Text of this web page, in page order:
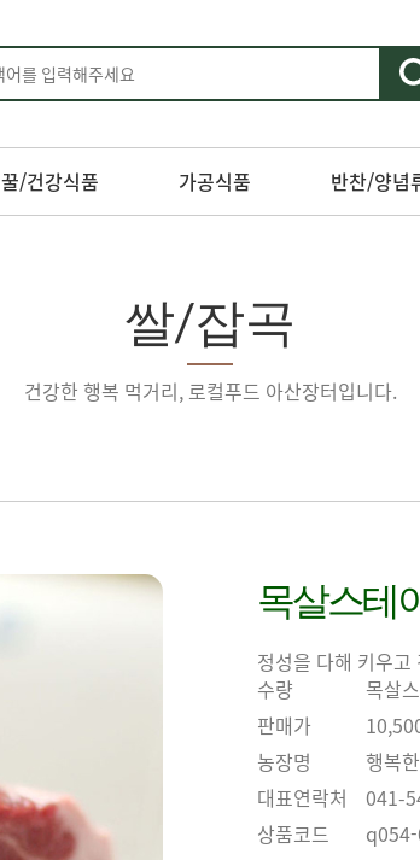
꿀/건강식품 가공식품 반찬/양념
쌀/잡곡
건강한 행복 먹거리, 로컬푸드 아산장터입니다.
목살스테
정성을 다해 키우고
수량
목살
판매가
농장명
행복
대표연락처
041-
상품코드